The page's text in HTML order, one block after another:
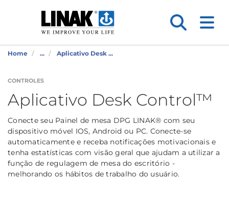
Home ... Aplicativo Desk ...
CONTROLES
Aplicativo Desk Control™
Conecte seu Painel de mesa DPG LINAK® com seu
dispositivo móvel IOS, Android ou PC. Conecte-se
automaticamente e receba notificações motivacionais e
tenha estatísticas com visão geral que ajudam a utilizar a
função de regulagem de mesa do escritório -
melhorando os hábitos de trabalho do usuário.